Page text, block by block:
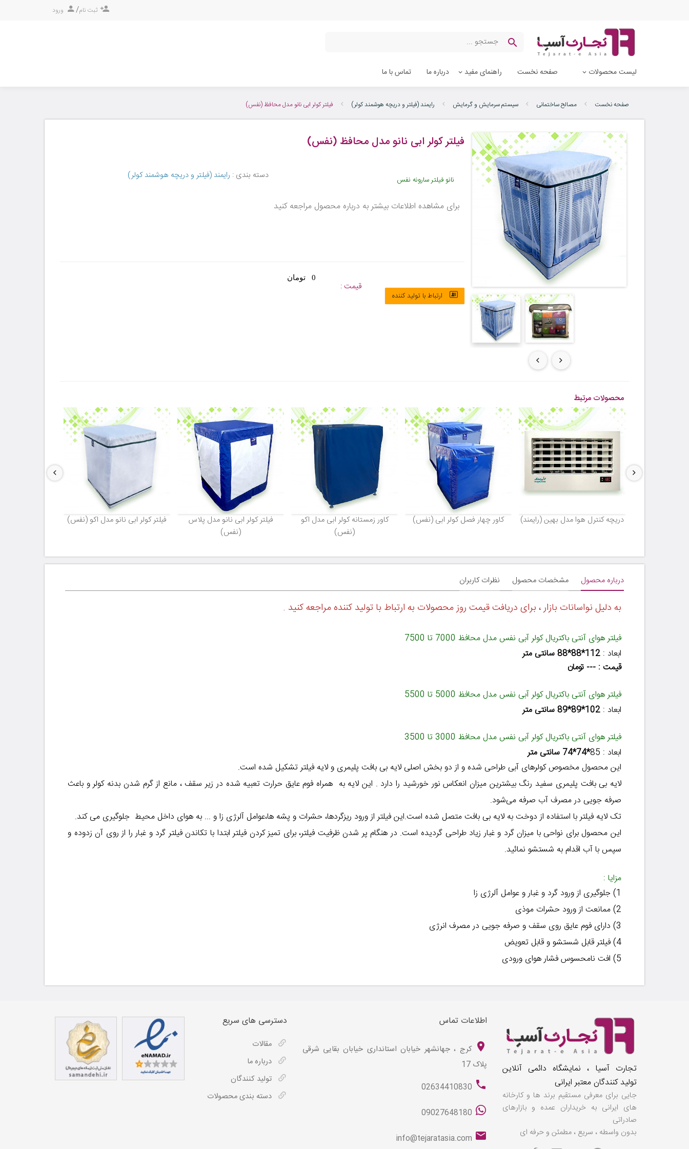
ثبت نام/ ورود
لیست محصولات صفحه نخست راهنمای مفید درباره ما تماس با ما
صفحه نخست مصالح ساختمانی سیستم سرمایش و گرمایش رایمند (فیلتر و دریچه هوشمند کولر) فیلتر کولر ابی نانو مدل محافظ (نفس)
فیلتر کولر ابی نانو مدل محافظ (نفس)
نانو فیلتر سارونه نفس
برای مشاهده اطلاعات بیشتر به درباره محصول مراجعه کنید
دسته بندی : رایمند (فیلتر و دریچه هوشمند کولر)
ارتباط با تولید کننده
قیمت :
0 تومان
محصولات مرتبط
فیلتر کولر ابی نانو مدل اکو (نفس)
فیلتر کولر ابی نانو مدل پلاس
(نفس)
کاور زمستانه کولر ابی مدل اکو
(نفس)
کاور چهار فصل کولر ابی (نفس) دریچه کنترل هوا مدل بهین (رایمند)
درباره محصول مشخصات محصول نظرات کاربران
به دلیل نواسانات بازار ، برای دریافت قیمت روز محصولات به ارتباط با تولید کننده مراجعه کنید .
فیلتر هوای آنتی باکتریال کولر آبی نفس مدل محافظ 7000 تا 7500
ابعاد : 112*88*88 سانتی متر
قیمت : --- تومان
فیلتر هوای آنتی باکتریال کولر آبی نفس مدل محافظ
ابعاد : 102*89*89 سانتی متر
فیلتر هوای آنتی باکتریال کولر آبی نفس مدل محافظ 3000 تا 3500
ابعاد : 85*74*74 سانتی متر
این محصول مخصوص کولرهای آبی طراحی شده و از دو بخش اصلی لایه بی بافت پلیمری و لایه فیلتر تشکیل شده است.
لایه بی بافت پلیمری سفید رنگ بیشترین میزان انعکاس نور خورشید را دارد . این لایه به همراه فوم عایق حرارت تعبیه شده در زیر سقف ، مانع از گرم شدن بدنه کولر و باعث
صرفه جویی در مصرف آب صرفه می‌شود.
تک لایه فیلتر با استفاده از دوخت به لایه بی بافت متصل شده است.این فیلتر از ورود ریزگردها، حشرات و پشه ها،عوامل آلرژی زا و ... به هوای داخل محیط جلوگیری می کند.
این محصول برای نواحی با میزان گرد و غبار زیاد طراحی گردیده است. در هنگام پر شدن ظرفیت فیلتر، برای تمیز کردن فیلتر ابتدا با تکاندن فیلتر گرد و غبار را از روی آن زدوده و
سپس با آب اقدام به شستشو نمائید.
مزایا :
1) جلوگیری از ورود گرد و غبار و عوامل آلرژی زا
2) ممانعت از ورود حشرات موذی
3) دارای فوم عایق روی سقف و صرفه جویی در مصرف انرژی
4) فیلتر قابل شستشو و قابل تعویض
5) افت نامحسوس فشار هوای ورودی
تجارت آسیا ، نمایشگاه دائمی آنلاین
تولید کنندگان معتبر ایرانی
جایی برای معرفی مستقیم برند ها و کارخانه
های ایرانی به خریداران عمده و بازارهای
صادراتی
بدون واسطه ، سریع ، مطمئن و حرفه ای
اطلاعات تماس
کرج ، جهانشهر خیابان استانداری خیابان بقایی شرقی
پلاک 17
02634410830
09027648180
info@tejaratasia.com
دسترسی های سریع
مقالات
درباره ما
تولید کنندگان
دسته بندی محصولات